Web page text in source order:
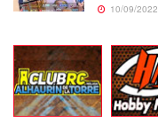
10/09/2022